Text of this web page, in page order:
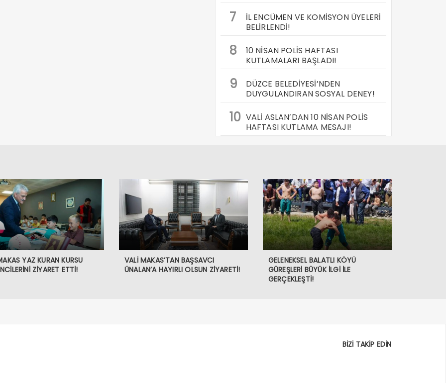
7
İL ENCÜMEN VE KOMİSYON ÜYELERİ
BELİRLENDİ!
8
10 NİSAN POLİS HAFTASI
KUTLAMALARI BAŞLADI!
9
DÜZCE BELEDİYESİ’NDEN
DUYGULANDIRAN SOSYAL DENEY!
10 VALİ ASLAN’DAN 10 NİSAN POLİS
HAFTASI KUTLAMA MESAJI!
YAZ KURAN KURSU
ZİYARET ETTİ!
VALİ MAKAS’TAN BAŞSAVCI
ÜNALAN’A HAYIRLI OLSUN ZİYARETİ!
GELENEKSEL BALATLI KÖYÜ
GÜREŞLERİ BÜYÜK İLGİ İLE
GERÇEKLEŞTİ!
BİZİ TAKİP EDİN